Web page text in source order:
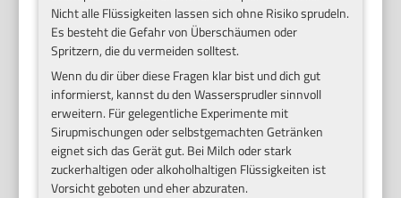
Nicht alle Flüssigkeiten lassen sich ohne Risiko sprudeln.
Es besteht die Gefahr von Überschäumen oder
Spritzern, die du vermeiden solltest.
Wenn du dir über diese Fragen klar bist und dich gut
informierst, kannst du den Wassersprudler sinnvoll
erweitern. Für gelegentliche Experimente mit
Sirupmischungen oder selbstgemachten Getränken
eignet sich das Gerät gut. Bei Milch oder stark
zuckerhaltigen oder alkoholhaltigen Flüssigkeiten ist
Vorsicht geboten und eher abzuraten.